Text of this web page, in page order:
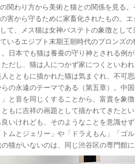
関わり方から美術と猫との関係を見る
害から守るために家畜化されたもの。
て、メス猫は女神バステトの象徴とし
いるエジプト末期王朝時代のブロンズ
日本でも猫は養蚕の守り神とされる例
だし、猫は人につかず家につくといわ
とともに描かれた猫は気まぐれ、不可
の永遠のテーマである（第五章）。中
と音を同じくすることから、富貴を象
もに吉祥の画題として描かれてきたと
いけれども、そのようなことを意識せ
ムとジェリー」や「ドラえもん」「ゴ
猫がいないのは、同じ渋谷区の専門館